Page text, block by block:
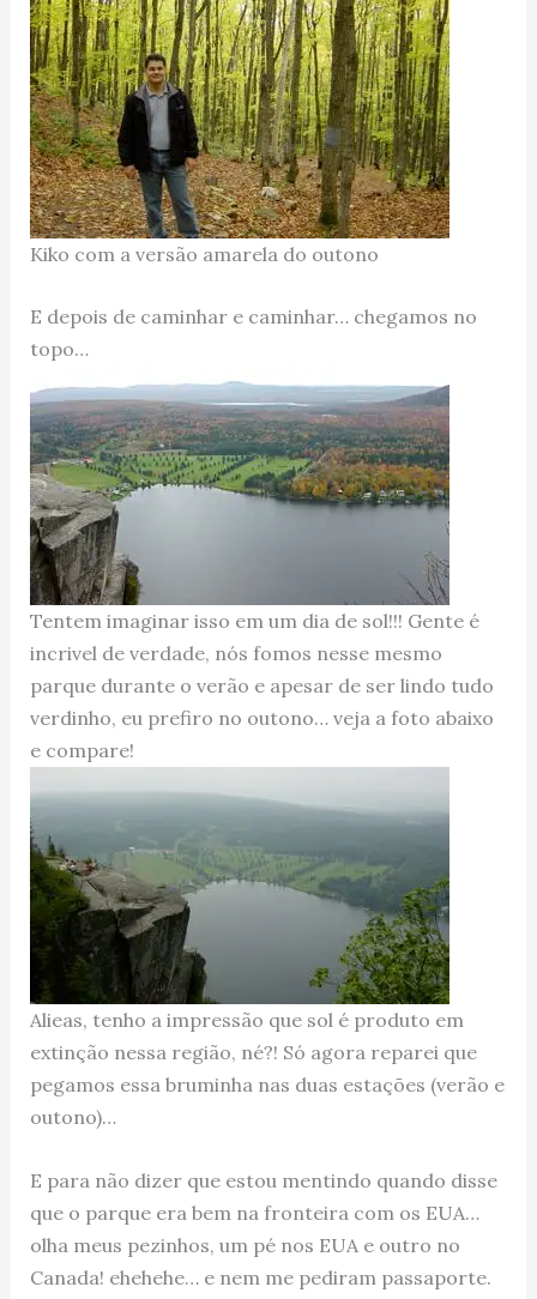
Kiko com a versão amarela do outono
E depois de caminhar e caminhar… chegamos no
topo…
Tentem imaginar isso em um dia de sol!!! Gente é
incrivel de verdade, nós fomos nesse mesmo
parque durante o verão e apesar de ser lindo tudo
verdinho, eu prefiro no outono… veja a foto abaixo
e compare!
Alieas, tenho a impressão que sol é produto em
extinção nessa região, né?! Só agora reparei que
pegamos essa bruminha nas duas estações (verão e
outono)…
E para não dizer que estou mentindo quando disse
que o parque era bem na fronteira com os EUA…
olha meus pezinhos, um pé nos EUA e outro no
Canada! ehehehe… e nem me pediram passaporte.